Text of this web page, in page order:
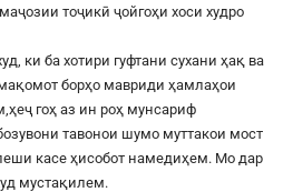
тоҷикӣ ҷойгоҳи хоси худро
ки ба хотири гуфтани сухани ҳақ ва
борҳо мавриди ҳамлаҳои
гоҳ аз ин роҳ мунсариф
тавонои шумо муттакои мост
касе ҳисобот намедиҳем. Мо дар
мустақилем.